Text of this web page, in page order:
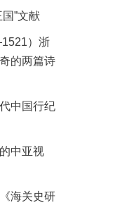
”文献
）浙
的两篇诗
中国行纪
中亚视
海关史研